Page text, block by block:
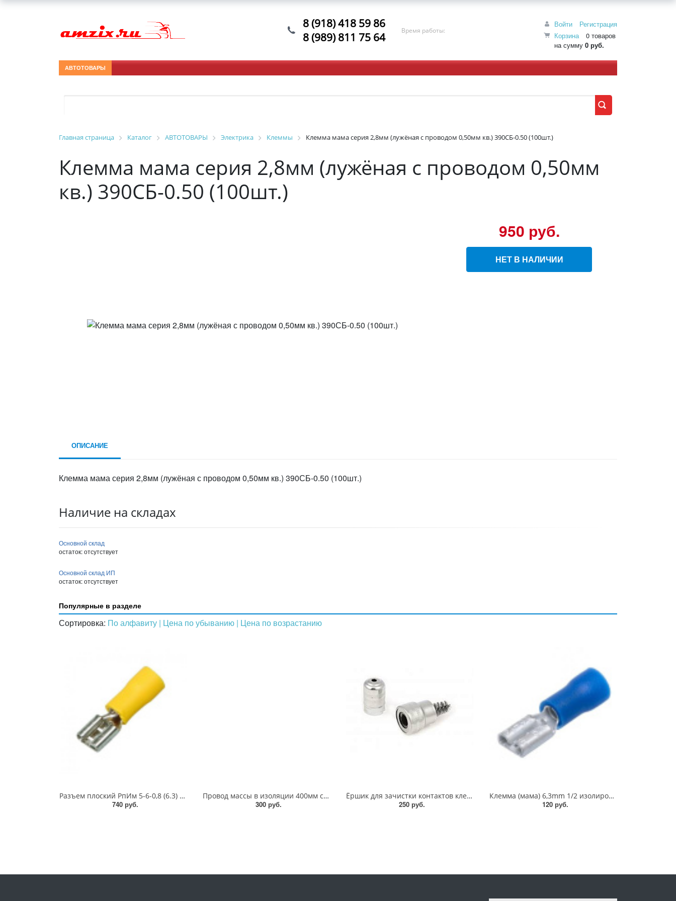
Войти
Регистрация
Корзина
0 товаров
на сумму 0 руб.
8 (918) 418 59 86
8 (989) 811 75 64
Время работы:
АВТОТОВАРЫ
Главная страница Каталог АВТОТОВАРЫ Электрика Клеммы Клемма мама серия 2,8мм (лужёная с проводом 0,50мм кв.) 390СБ-0.50 (100шт.)
Клемма мама серия 2,8мм (лужёная с проводом 0,50мм
кв.) 390СБ-0.50 (100шт.)
950 руб.
НЕТ В НАЛИЧИИ
ОПИСАНИЕ
Клемма мама серия 2,8мм (лужёная с проводом 0,50мм кв.) 390СБ-0.50 (100шт.)
Наличие на складах
Основной склад
остаток:отсутствует
Основной склад ИП
остаток:отсутствует
Популярные в разделе
Сортировка: По алфавиту | Цена по убыванию | Цена по возрастанию
Разъем плоский РпИм 5-6-0,8 (6.3) (100шт.) EKF PROxima (rpim-5-6-0,8)
740 руб.
Провод массы в изоляции 400мм сечение 16мм2 АЭТверь ПМ-16-400(БМ8 - БМ8)
300 руб.
Ёршик для зачистки контактов клемм АКБ L=95мм (4735m)
250 руб.
Клемма (мама) 6,3mm 1/2 изолированная (100шт.) (48825)
120 руб.